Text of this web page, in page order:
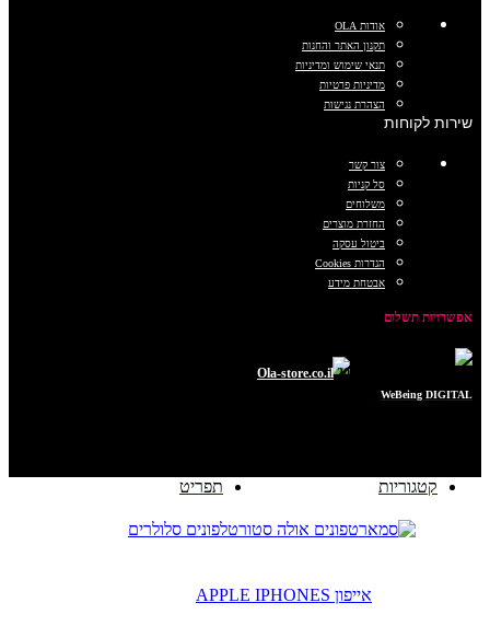
אודות OLA
תקנון האתר והחנות
תנאי שימוש ומדיניות
מדיניות פרטיות
הצהרת נגישות
שירות לקוחות
צור קשר
סל קניות
משלוחים
החזרת מוצרים
ביטול עסקה
הגדרות Cookies
אבטחת מידע
אפשרויות תשלום
Ola-store.co.il
WeBeing DIGITAL
תפריט קטגוריות
טלפונים סלולרים
אייפון APPLE IPHONES